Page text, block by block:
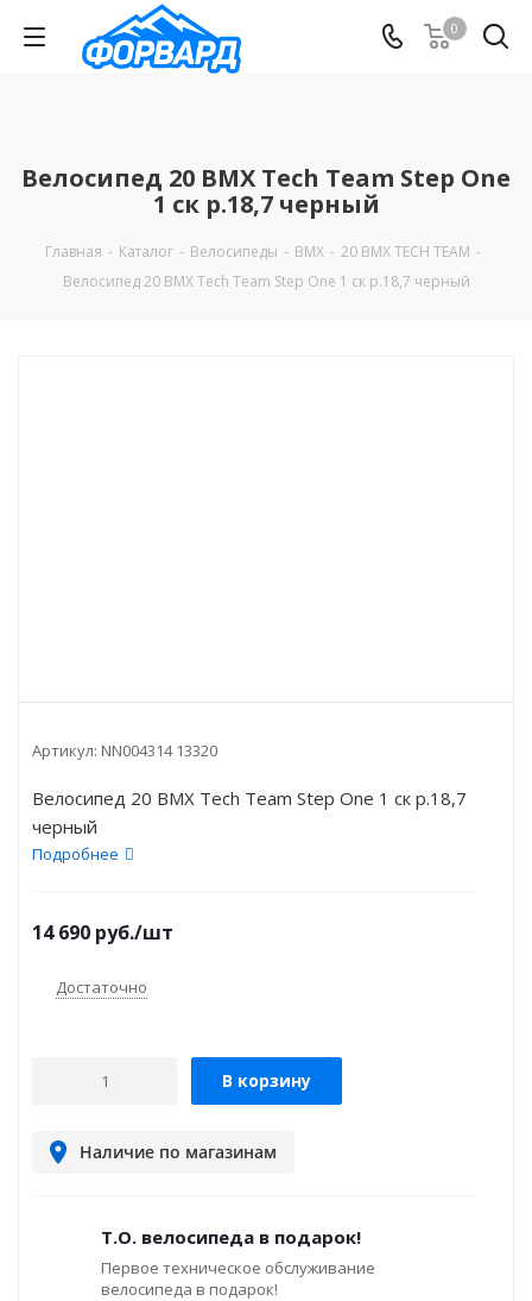
0
Велосипед 20 BMX Tech Team Step One
1 ск p.18,7 черный
Главная - Каталог - Велосипеды - BMX - 20 BMX TECH TEAM -
Велосипед 20 BMX Tech Team Step One 1 ск p.18,7 черный
Артикул: NN004314 13320
Велосипед 20 BMX Tech Team Step One 1 ск p.18,7
черный
Подробнее
14 690 руб./шт
Достаточно
В корзину
Наличие по магазинам
Т.О. велосипеда в подарок!
Первое техническое обслуживание
велосипеда в подарок!